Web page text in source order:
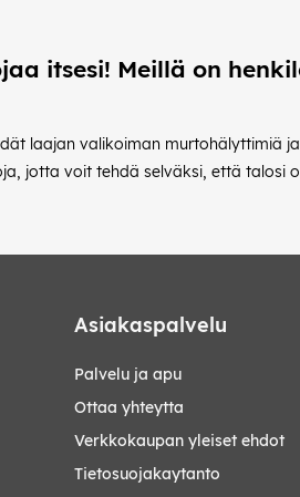
itsesi! Meillä on
laajan valikoiman murtohälyttimiä
jotta voit tehdä selväksi, että talosi
Asiakaspalvelu
Palvelu ja apu
Ottaa yhteytta
Verkkokaupan yleiset ehdot
Tietosuojakaytanto